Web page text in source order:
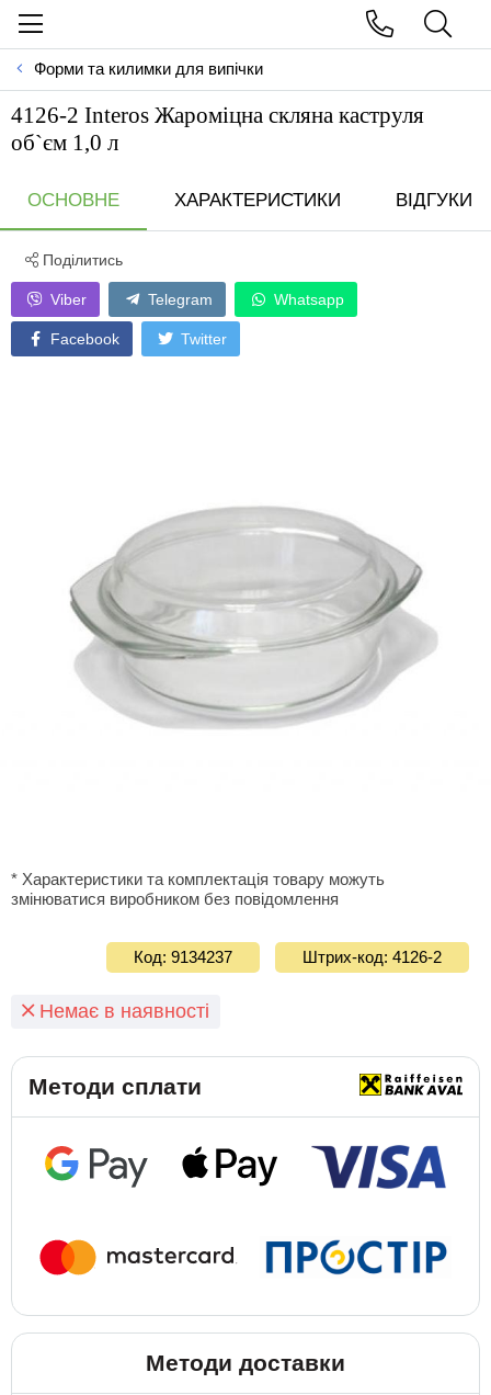
Форми та килимки для випічки
4126-2 Interos Жароміцна скляна каструля
об`єм 1,0 л
ОСНОВНЕ ХАРАКТЕРИСТИКИ ВІДГУКИ
Поділитись
Viber Telegram Whatsapp
Facebook Twitter
* Характеристики та комплектація товару можуть
змінюватися виробником без повідомлення
Код: 9134237 Штрих-код: 4126-2
Немає в наявності
Методи сплати
Методи доставки